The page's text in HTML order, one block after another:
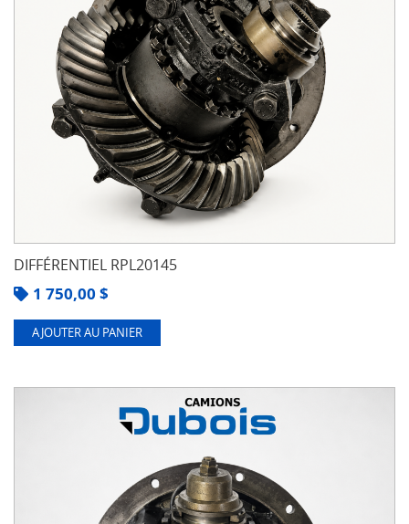
DIFFÉRENTIEL RPL20145
1 750,00 $
AJOUTER AU PANIER